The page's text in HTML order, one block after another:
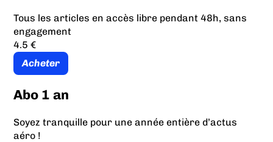
Tous les articles en accès libre pendant 48h, sans
engagement
4.5 €
Acheter
Abo 1 an
Soyez tranquille pour une année entière d’actus
aéro !